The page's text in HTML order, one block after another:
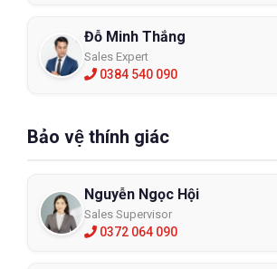
Đỗ Minh Thắng
Sales Expert
0384 540 090
Bảo vệ thính giác
Nguyễn Ngọc Hội
Sales Supervisor
0372 064 090